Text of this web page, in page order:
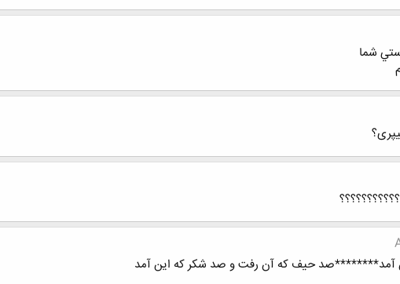
شما
آمد********صد حیف که آن رفت و صد شکر که این آمد